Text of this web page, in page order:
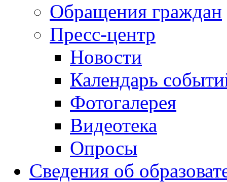
Обращения граждан
Пресс-центр
Новости
Календарь
Фотогалерея
Видеотека
Опросы
Сведения об